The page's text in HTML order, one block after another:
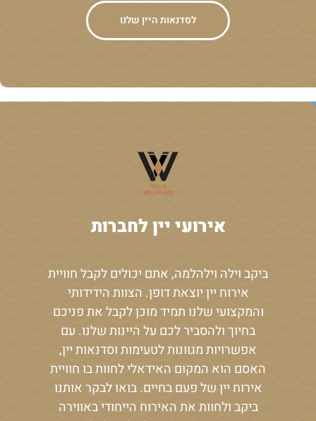
לסדנאות היין שלנו
אירועי יין לחברות
ביקב וילה וילהלמה, אתם יכולים לקבל חוויית
אירוח יין יוצאת דופן. הצוות הידידותי
והמקצועי שלנו תמיד מוכן לקבל את פניכם
בחיוך ולהסביר לכם על היינות שלנו. עם
אפשרויות מגוונות לטעימות וסדנאות יין,
האסם הוא המקום האידאלי לחוות בו חוויית
אירוח יין של פעם בחיים. בואו לבקר אותנו
ביקב ולחוות את האירוח הייחודי באווירה